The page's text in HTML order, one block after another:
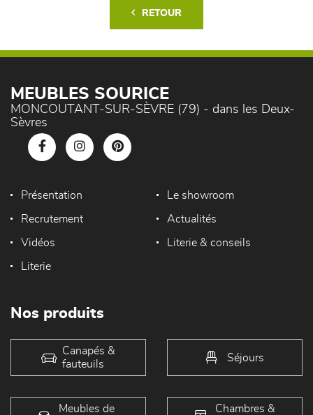
RETOUR
MEUBLES SOURICE
MONCOUTANT-SUR-SÈVRE (79) - dans les Deux-
Sèvres
Présentation Le showroom
Recrutement Actualités
Vidéos Literie & conseils
Literie
Nos produits
Canapés &
fauteuils
Séjours
Meubles de
Chambres &